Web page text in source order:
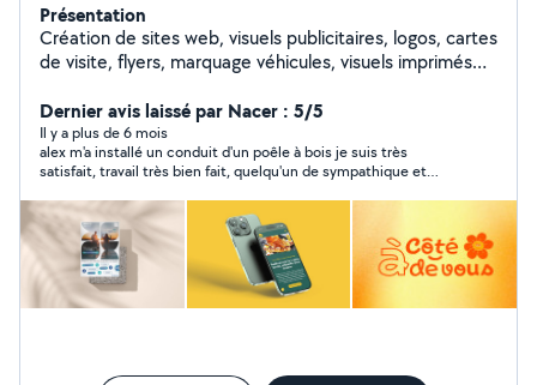
Présentation
Création de sites web, visuels publicitaires, logos, cartes
de visite, flyers, marquage véhicules, visuels imprimés
Dernier avis laissé par Nacer : 5/5
Il y a plus de 6 mois
alex m'a installé un conduit d'un poêle à bois je suis très
satisfait, travail très bien fait, quelqu'un de sympathique et